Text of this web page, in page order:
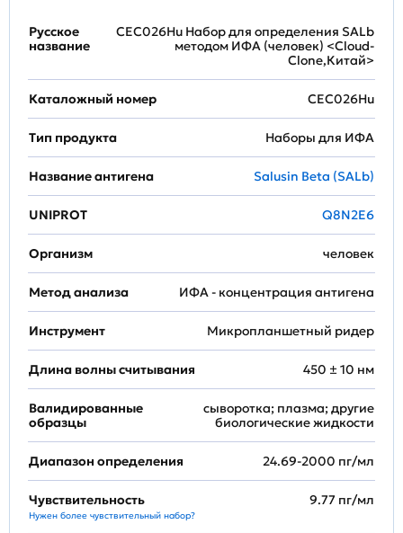
Русское
название
CEC026Hu Набор для определения SALb
методом ИФА (человек) <Cloud-
Clone,Китай>
Каталожный номер CEC026Hu
Тип продукта Наборы для ИФА
Название антигена Salusin Beta (SALb)
UNIPROT Q8N2E6
Организм человек
Метод анализа ИФА - концентрация антигена
Инструмент Микропланшетный ридер
Длина волны считывания 450 ± 10 нм
Валидированные
образцы
сыворотка; плазма; другие
биологические жидкости
Диапазон определения 24.69-2000 пг/мл
Чувствительность
Нужен более чувствительный набор?
9.77 пг/мл